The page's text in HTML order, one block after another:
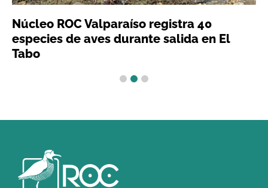
Núcleo ROC Valparaíso registra 40
especies de aves durante salida en El
Tabo